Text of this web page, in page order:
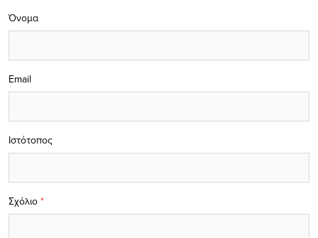
Σχόλιο *
Όνομα
Email
Ιστότοπος